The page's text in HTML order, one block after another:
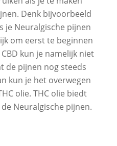
Denk bijvoorbeeld
je Neuralgische pijnen
om eerst te beginnen
kun je namelijk niet
de pijnen nog steeds
kun je het overwegen
olie. THC olie biedt
Neuralgische pijnen.